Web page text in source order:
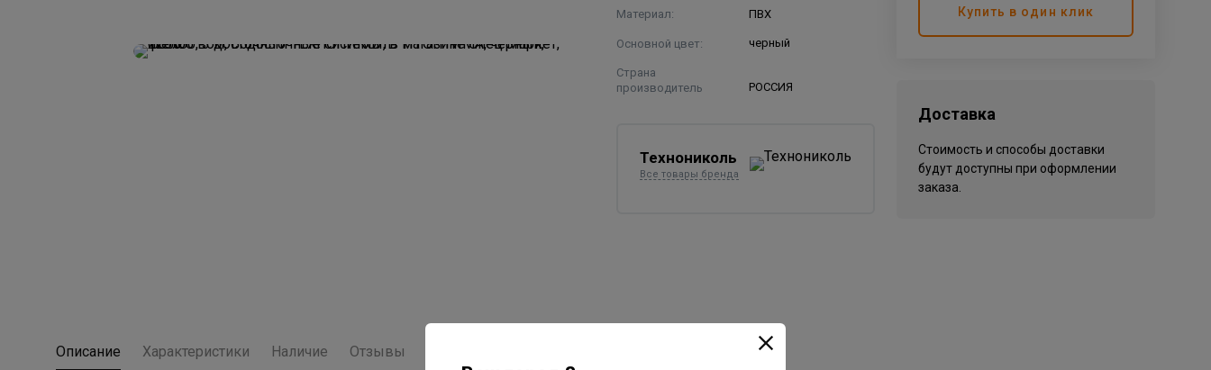
Материал: ПВХ
Основной цвет: черный
Страна
производитель
РОССИЯ
Технониколь
Все товары бренда
Купить в один клик
Доставка
Стоимость и способы доставки
будут доступны при оформлении
заказа.
Описание Характеристики Наличие Отзывы